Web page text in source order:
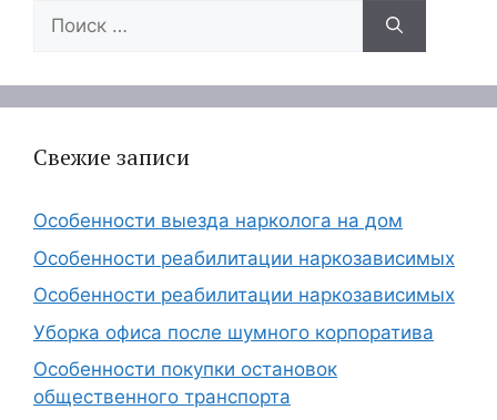
Поиск:
Свежие записи
Особенности выезда нарколога на дом
Особенности реабилитации наркозависимых
Особенности реабилитации наркозависимых
Уборка офиса после шумного корпоратива
Особенности покупки остановок
общественного транспорта